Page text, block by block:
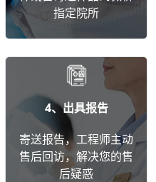
指定院所
4、出具报告
寄送报告，工程师主动
售后回访，解决您的售
后疑惑